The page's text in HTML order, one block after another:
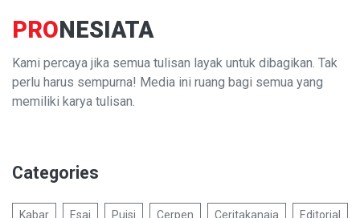
PRONESIATA
Kami percaya jika semua tulisan layak untuk dibagikan. Tak
perlu harus sempurna! Media ini ruang bagi semua yang
memiliki karya tulisan.
Categories
Kabar Esai Puisi Cerpen Ceritakanaja Editorial